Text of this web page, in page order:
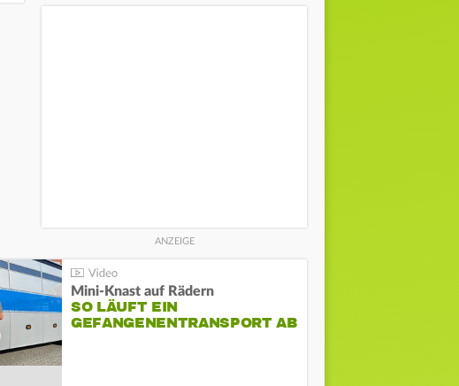
Mini-Knast auf Rädern
SO LÄUFT EIN
GEFANGENENTRANSPORT AB